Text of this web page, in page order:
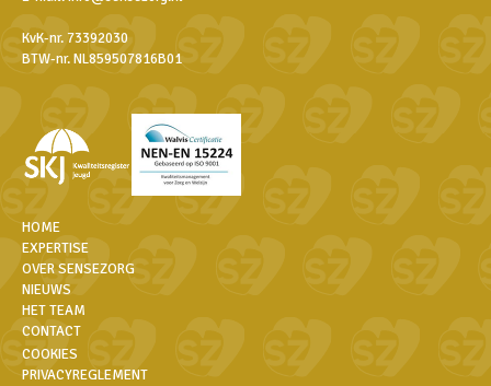
KvK-nr. 73392030
BTW-nr. NL859507816B01
HOME
EXPERTISE
OVER SENSEZORG
NIEUWS
HET TEAM
CONTACT
COOKIES
PRIVACYREGLEMENT